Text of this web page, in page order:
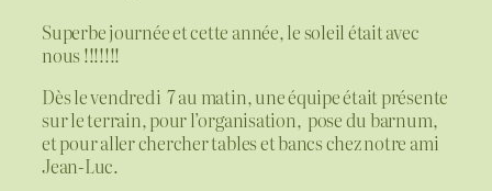
Superbe journée et cette année, le soleil était avec
nous !!!!!!!
Dès le vendredi 7 au matin, une équipe était présente
sur le terrain, pour l’organisation, pose du barnum,
et pour aller chercher tables et bancs chez notre ami
Jean-Luc.